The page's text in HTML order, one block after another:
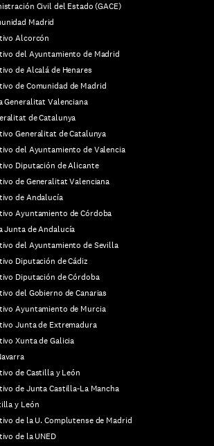
Civil del Estado (GACE)
Madrid
Alcorcón
del Ayuntamiento de Madrid
de Alcalá de Henares
de Comunidad de Madrid
Valenciana
de Catalunya
Generalitat de Catalunya
del Ayuntamiento de Valencia
Diputación de Alicante
de Generalitat Valenciana
de Andalucía
Ayuntamiento de Córdoba
Junta de Andalucía
del Ayuntamiento de Sevilla
Diputación de Cádiz
Diputación de Córdoba
del Gobierno de Canarias
Ayuntamiento de Murcia
Junta de Extremadura
Xunta de Galicia
de Castilla y León
de Junta Castilla-La Mancha
y León
de la U. Complutense de Madrid
de la UNED